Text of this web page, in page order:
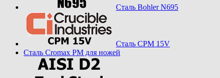
Сталь Bohler N695
Сталь CPM 15V
Сталь Cromax PM для ножей